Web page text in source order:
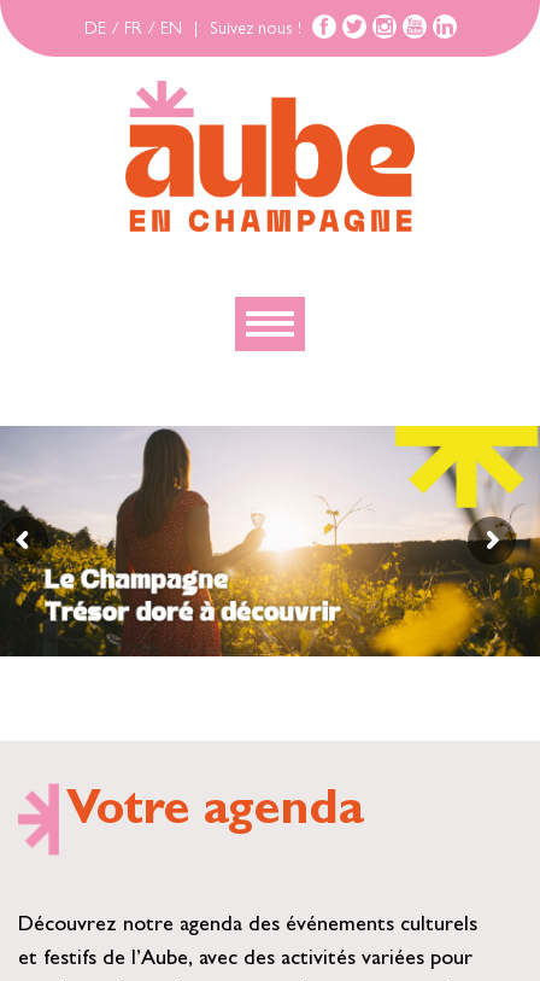
DE / FR / EN Suivez nous !
Se loger
Se restaurer
S’inspirer
Votre agenda
Découvrez notre agenda des événements culturels
et festifs de l’Aube, avec des activités variées pour